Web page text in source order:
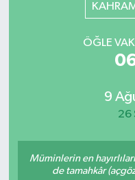
ÖĞLE
9
26
Müminlerin en
de tamahkâr
Dünya
Tüm Manşetler
Son Dakika